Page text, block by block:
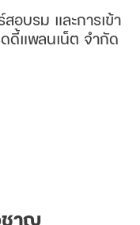
อบรม และการเข้า
ดี้แพลนเน็ต จำกัด
ชาญ